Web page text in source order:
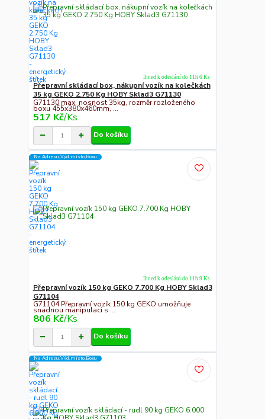
Přepravní skládací box, nákupní vozík na kolečkách
35 kg GEKO 2.750 Kg HOBY Sklad3 G71130
G71130 max. nosnost 35kg, rozměr rozloženého
boxu 455x380x460mm, ...
517 Kč/Ks
Ihned k odeslání do 11h 6 Ks
Do košíku
Na Adresu,Výd.místo,Boxu
Přepravní vozík 150 kg GEKO 7.700 Kg HOBY Sklad3
G71104
G71104 Přepravní vozík 150 kg GEKO umožňuje
snadnou manipulaci s ...
806 Kč/Ks
Ihned k odeslání do 11h 9 Ks
Do košíku
Na Adresu,Výd.místo,Boxu